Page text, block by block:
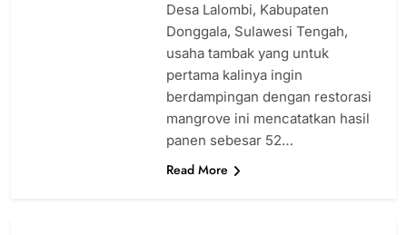
Desa Lalombi, Kabupaten
Donggala, Sulawesi Tengah,
usaha tambak yang untuk
pertama kalinya ingin
berdampingan dengan restorasi
mangrove ini mencatatkan hasil
panen sebesar 52…
Read More